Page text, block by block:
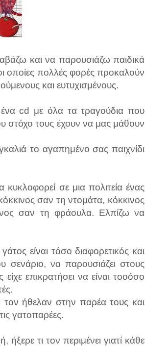
και να παρουσιάζω παιδικά
οποίες πολλές φορές προκαλούν
και ευτυχισμένους.
ένα cd με όλα τα τραγούδια που
στόχο τους έχουν να μας μάθουν
το αγαπημένο σας παιχνίδι
σε μια πολιτεία ένας
σαν τη ντομάτα, κόκκινος
σαν τη φράουλα. Ελπίζω να
είναι τόσο διαφορετικός και
σενάριο, να παρουσιάζει στους
επικρατήσει να είναι τοοόσο
τον ήθελαν στην παρέα τους και
γατοπαρέες.
τι τον περιμένει γιατί κάθε